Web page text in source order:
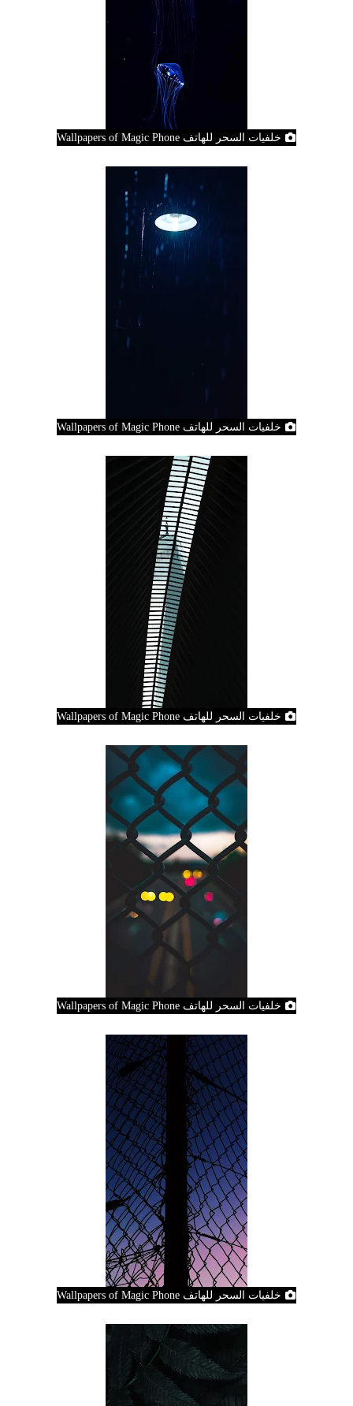
خلفيات السحر للهاتف Wallpapers of Magic Phone
خلفيات السحر للهاتف Wallpapers of Magic Phone
خلفيات السحر للهاتف Wallpapers of Magic Phone
خلفيات السحر للهاتف Wallpapers of Magic Phone
خلفيات السحر للهاتف Wallpapers of Magic Phone